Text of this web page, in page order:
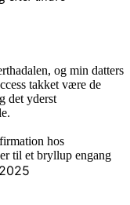
og min datters
takket være de
det yderst
hos
til et bryllup engang